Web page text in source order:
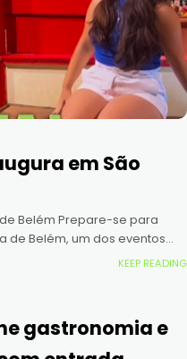
em São
Belém Prepare-se para
de Belém, um dos eventos
em São Paulo. Localizada
KEEP READING
gastronomia e